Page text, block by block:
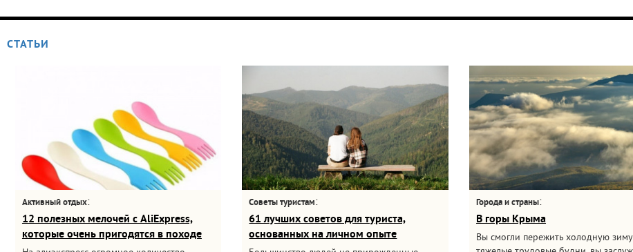
СТАТЬИ
Активный отдых:
12 полезных мелочей с AliExpress,
которые очень пригодятся в походе
Советы туристам:
61 лучших советов для туриста,
основанных на личном опыте
Города и страны:
В горы Крыма
Вы смогли пережить холодную